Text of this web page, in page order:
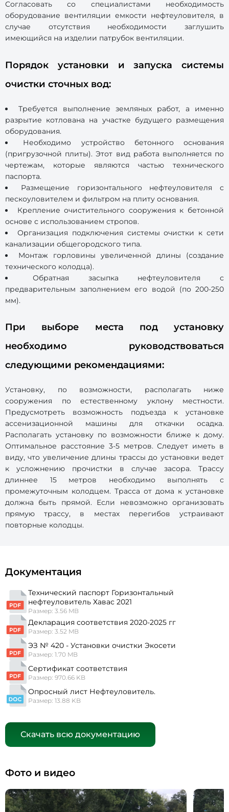
Согласовать со специалистами необходимость
оборудование вентиляции емкости нефтеуловителя, в
случае отсутствия необходимости заглушить
имеющийся на изделии патрубок вентиляции.
Порядок установки и запуска системы
очистки сточных вод:
Требуется выполнение земляных работ, а именно
разрытие котлована на участке будущего размещения
оборудования.
Необходимо устройство бетонного основания
(пригрузочной плиты). Этот вид работа выполняется по
чертежам, которые являются частью технического
паспорта.
Размещение горизонтального нефтеуловителя c
пескоуловителем и фильтром на плиту основания.
Крепление очистительного сооружения к бетонной
основе с использованием стропов.
Организация подключения системы очистки к сети
канализации общегородского типа.
Монтаж горловины увеличенной длины (создание
технического колодца).
Обратная засыпка нефтеуловителя с
предварительным заполнением его водой (по 200-250
мм).
При выборе места под установку
необходимо руководствоваться
следующими рекомендациями:
Установку, по возможности, располагать ниже
сооружения по естественному уклону местности.
Предусмотреть возможность подъезда к установке
ассенизационной машины для откачки осадка.
Располагать установку по возможности ближе к дому.
Оптимальное расстояние 3-5 метров. Следует иметь в
виду, что увеличение длины трассы до установки ведет
к усложнению прочистки в случае засора. Трассу
длиннее 15 метров необходимо выполнять с
промежуточным колодцем. Трасса от дома к установке
должна быть прямой. Если невозможно организовать
прямую трассу, в местах перегибов устраивают
повторные колодцы.
Документация
Технический паспорт Горизонтальный
нефтеуловитель Хавас 2021
Размер: 3.56 MB
Декларация соответствия 2020-2025 гг
Размер: 3.52 MB
ЭЗ № 420 - Установки очистки Экосети
Размер: 1.70 MB
Сертификат соответствия
Размер: 970.66 KB
Опросный лист Нефтеуловитель.
Размер: 13.88 KB
Скачать всю документацию
Фото и видео